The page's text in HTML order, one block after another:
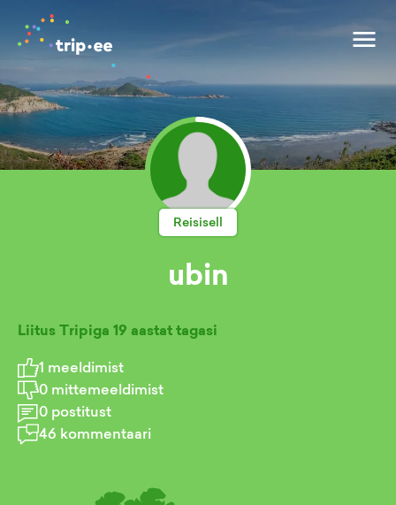
Reisisell
ubin
Liitus Tripiga 19 aastat tagasi
1 meeldimist
0 mittemeeldimist
0 postitust
46 kommentaari